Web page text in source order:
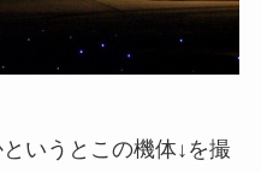
いうとこの機体↓を撮